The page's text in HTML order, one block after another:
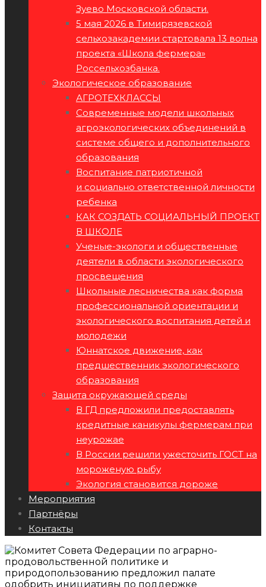
Зуево Московской области.
5 мая 2026 в Тимирязевской
сельхозакадемии стартовала 13 волна
проекта «Школа фермера»
Россельхозбанка.
Экологическое образование
АГРОТЕХКЛАССЫ
Современные модели школьных
агроэкологических объединений в
системе общего и дополнительного
образования
Воспитание патриотичной
и социально ответственной личности
ребенка
КАК СОЗДАТЬ СОЦИАЛЬНЫЙ ПРОЕКТ
В ШКОЛЕ
Ученые-экологи и общественные
деятели в области экологического
просвещения
Школьные лесничества как форма
профессиональной ориентации и
экологического воспитания детей и
молодежи
Юннатское движение, как
предшественник экологического
образования
Защита окружающей среды
В ГД предложили предоставлять
кредитные каникулы фермерам при
неурожае
В России решили ужесточить ГОСТ на
мороженую рыбу
Экология становится дороже
Мероприятия
Партнёры
Контакты